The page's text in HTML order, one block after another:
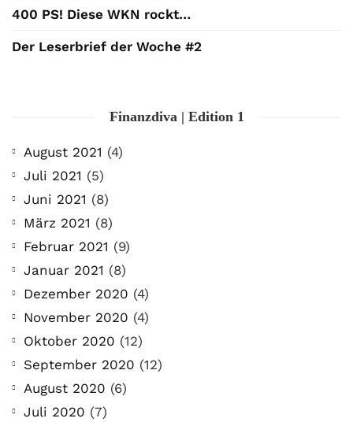
400 PS! Diese WKN rockt…
Der Leserbrief der Woche #2
Finanzdiva | Edition 1
August 2021 (4)
Juli 2021 (5)
Juni 2021 (8)
März 2021 (8)
Februar 2021 (9)
Januar 2021 (8)
Dezember 2020 (4)
November 2020 (4)
Oktober 2020 (12)
September 2020 (12)
August 2020 (6)
Juli 2020 (7)